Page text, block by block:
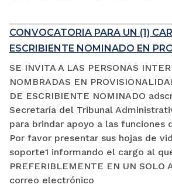
CONVOCATORIA PARA UN (1)
ESCRIBIENTE NOMINADO EN
SE INVITA A LAS PERSONAS
NOMBRADAS EN
DE ESCRIBIENTE NOMINADO
Secretaría del Tribunal
para brindar apoyo a las funciones
Por favor presentar sus hojas de
soporte1 informando el cargo al
PREFERIBLEMENTE EN UN SOLO
correo electrónico